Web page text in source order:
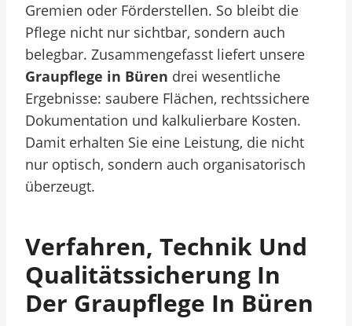
Gremien oder Förderstellen. So bleibt die
Pflege nicht nur sichtbar, sondern auch
belegbar. Zusammengefasst liefert unsere
Graupflege in Büren drei wesentliche
Ergebnisse: saubere Flächen, rechtssichere
Dokumentation und kalkulierbare Kosten.
Damit erhalten Sie eine Leistung, die nicht
nur optisch, sondern auch organisatorisch
überzeugt.
Verfahren, Technik Und
Qualitätssicherung In
Der Graupflege In Büren